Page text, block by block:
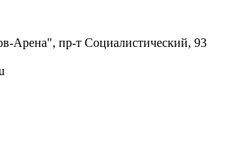
Арена", пр-т Социалистический, 93